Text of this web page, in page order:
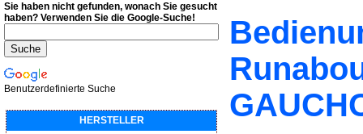
Sie haben nicht gefunden, wonach Sie gesucht
haben? Verwenden Sie die Google-Suche!
Benutzerdefinierte Suche
HERSTELLER